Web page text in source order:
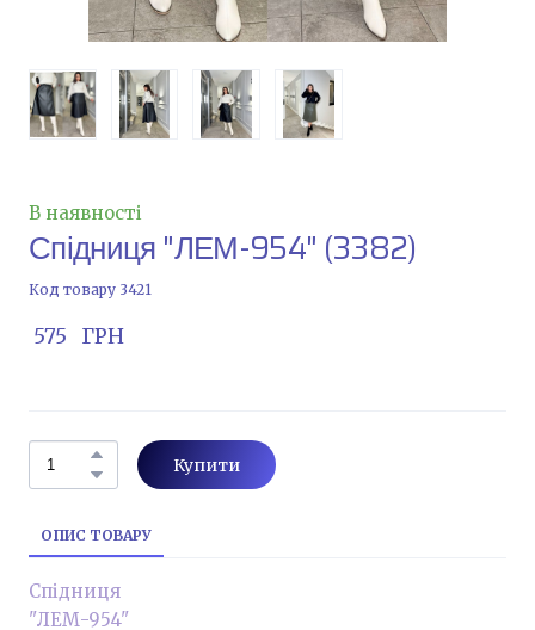
В наявності
Спідниця "ЛЕМ-954" (3382)
Код товару 3421
575   ГРН
Купити
ОПИС ТОВАРУ
Спідниця
"ЛЕМ-954"